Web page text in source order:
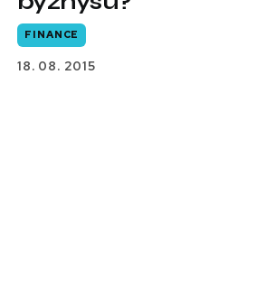
FINANCE
18. 08. 2015